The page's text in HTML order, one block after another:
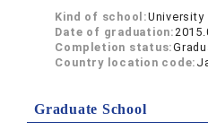
Kind of school:University
Date of graduation:
Completion status:
Country location code:
Graduate School